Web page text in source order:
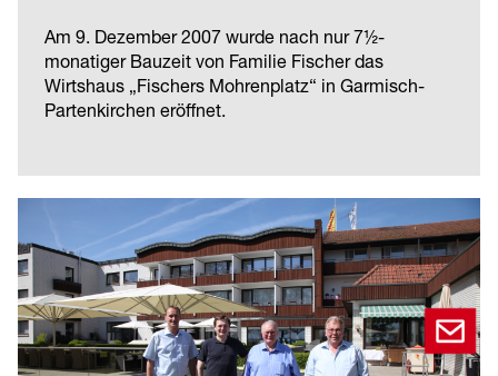
Am 9. Dezember 2007 wurde nach nur 7½-
monatiger Bauzeit von Familie Fischer das
Wirtshaus „Fischers Mohrenplatz“ in Garmisch-
Partenkirchen eröffnet.